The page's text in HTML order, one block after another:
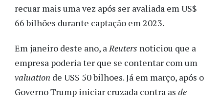
recuar mais uma vez após ser avaliada em US$
66 bilhões durante captação em 2023.
Em janeiro deste ano, aReuters noticiou que a
empresa poderia ter que se contentar com um
valuation de US$ 50 bilhões. Já em março, após o
Governo Trump iniciar cruzada contra as de